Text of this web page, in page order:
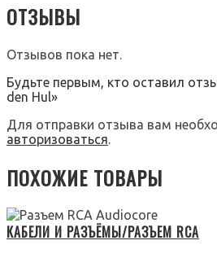
ОТЗЫВЫ
Отзывов пока нет.
Будьте первым, кто оставил
den Hul»
Для отправки отзыва вам
авторизоваться.
ПОХОЖИЕ ТОВАРЫ
КАБЕЛИ И РАЗЪЁМЫ/РАЗЪЕМ RCA